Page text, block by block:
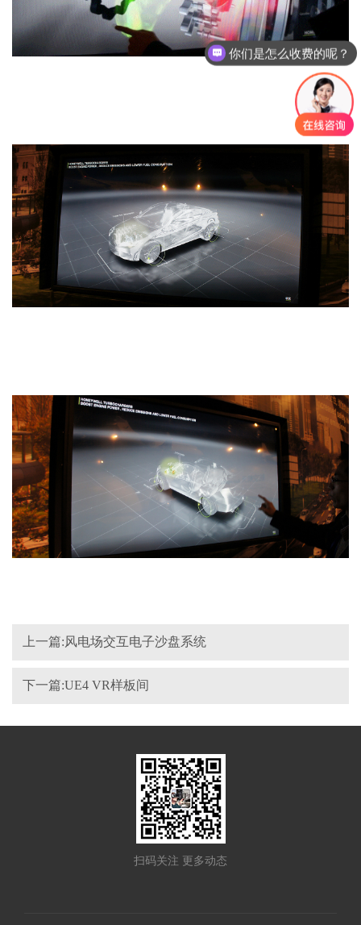
上一篇:风电场交互电子沙盘系统
下一篇:UE4 VR样板间
扫码关注 更多动态
你们是怎么收费的呢？